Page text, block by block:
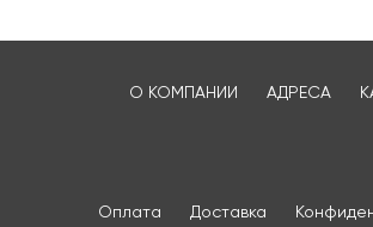
О КОМПАНИИ АДРЕСА
Оплата Доставка